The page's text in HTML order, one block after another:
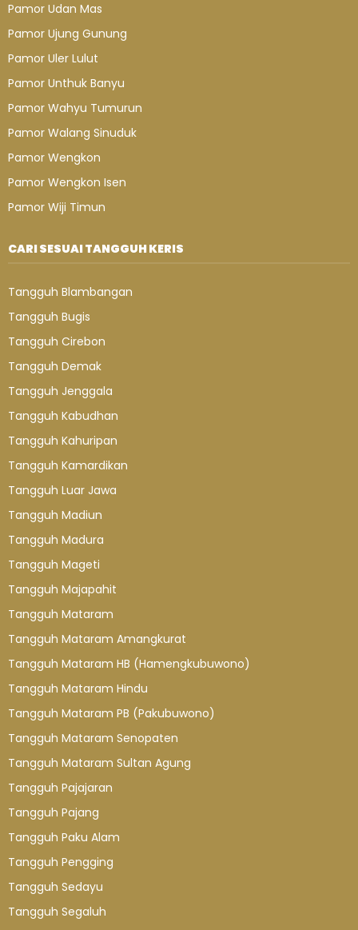
Pamor Udan Mas
Pamor Ujung Gunung
Pamor Uler Lulut
Pamor Unthuk Banyu
Pamor Wahyu Tumurun
Pamor Walang Sinuduk
Pamor Wengkon
Pamor Wengkon Isen
Pamor Wiji Timun
CARI SESUAI TANGGUH KERIS
Tangguh Blambangan
Tangguh Bugis
Tangguh Cirebon
Tangguh Demak
Tangguh Jenggala
Tangguh Kabudhan
Tangguh Kahuripan
Tangguh Kamardikan
Tangguh Luar Jawa
Tangguh Madiun
Tangguh Madura
Tangguh Mageti
Tangguh Majapahit
Tangguh Mataram
Tangguh Mataram Amangkurat
Tangguh Mataram HB (Hamengkubuwono)
Tangguh Mataram Hindu
Tangguh Mataram PB (Pakubuwono)
Tangguh Mataram Senopaten
Tangguh Mataram Sultan Agung
Tangguh Pajajaran
Tangguh Pajang
Tangguh Paku Alam
Tangguh Pengging
Tangguh Sedayu
Tangguh Segaluh